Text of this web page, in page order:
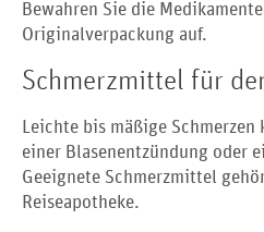
Bewahren Sie die
Originalverpackung auf.
Schmerzmittel für
Leichte bis mäßige
einer Blasenentzündung oder
Geeignete Schmerzmittel
Reiseapotheke.